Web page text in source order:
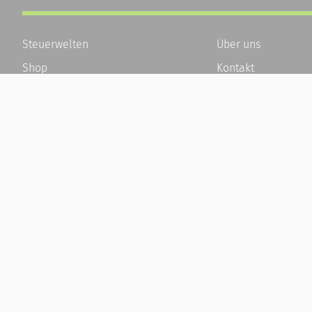
Steuerwelten
Shop
Über uns
Kontakt